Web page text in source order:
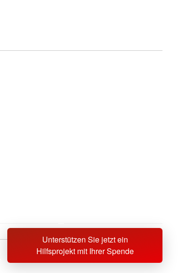
Unterstützen Sie jetzt ein
Hilfsprojekt mit Ihrer Spende